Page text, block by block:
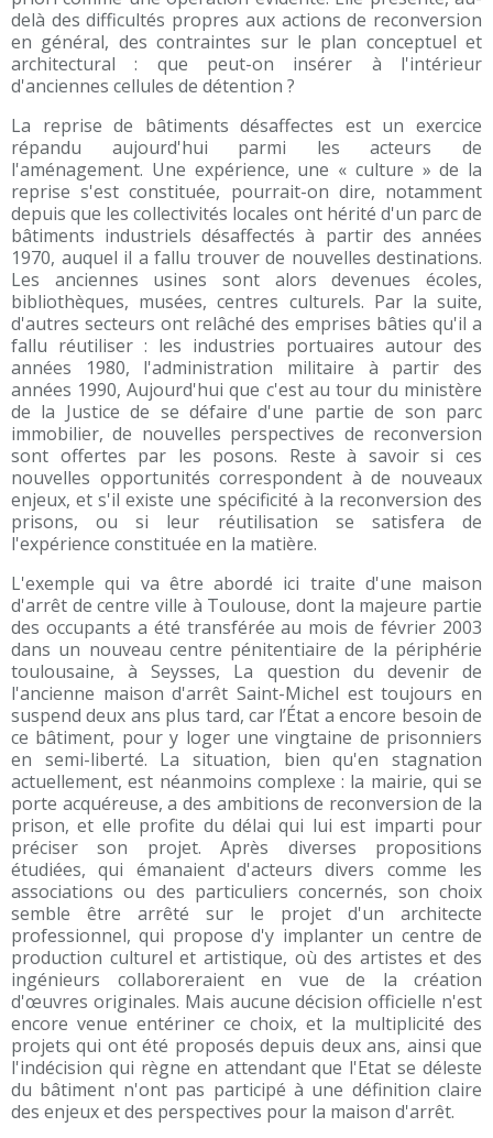
delà des difficultés propres aux actions de reconversion
en général, des contraintes sur le plan conceptuel et
architectural : que peut-on insérer à l'intérieur
d'anciennes cellules de détention ?
La reprise de bâtiments désaffectes est un exercice
répandu aujourd'hui parmi les acteurs de
l'aménagement. Une expérience, une « culture » de la
reprise s'est constituée, pourrait-on dire, notamment
depuis que les collectivités locales ont hérité d'un parc de
bâtiments industriels désaffectés à partir des années
1970, auquel il a fallu trouver de nouvelles destinations.
Les anciennes usines sont alors devenues écoles,
bibliothèques, musées, centres culturels. Par la suite,
d'autres secteurs ont relâché des emprises bâties qu'il a
fallu réutiliser : les industries portuaires autour des
années 1980, l'administration militaire à partir des
années 1990, Aujourd'hui que c'est au tour du ministère
de la Justice de se défaire d'une partie de son parc
immobilier, de nouvelles perspectives de reconversion
sont offertes par les posons. Reste à savoir si ces
nouvelles opportunités correspondent à de nouveaux
enjeux, et s'il existe une spécificité à la reconversion des
prisons, ou si leur réutilisation se satisfera de
l'expérience constituée en la matière.
L'exemple qui va être abordé ici traite d'une maison
d'arrêt de centre ville à Toulouse, dont la majeure partie
des occupants a été transférée au mois de février 2003
dans un nouveau centre pénitentiaire de la périphérie
toulousaine, à Seysses, La question du devenir de
l'ancienne maison d'arrêt Saint-Michel est toujours en
suspend deux ans plus tard, car l’État a encore besoin de
ce bâtiment, pour y loger une vingtaine de prisonniers
en semi-liberté. La situation, bien qu'en stagnation
actuellement, est néanmoins complexe : la mairie, qui se
porte acquéreuse, a des ambitions de reconversion de la
prison, et elle profite du délai qui lui est imparti pour
préciser son projet. Après diverses propositions
étudiées, qui émanaient d'acteurs divers comme les
associations ou des particuliers concernés, son choix
semble être arrêté sur le projet d'un architecte
professionnel, qui propose d'y implanter un centre de
production culturel et artistique, où des artistes et des
ingénieurs collaboreraient en vue de la création
d'œuvres originales. Mais aucune décision officielle n'est
encore venue entériner ce choix, et la multiplicité des
projets qui ont été proposés depuis deux ans, ainsi que
l'indécision qui règne en attendant que l'Etat se déleste
du bâtiment n'ont pas participé à une définition claire
des enjeux et des perspectives pour la maison d'arrêt.